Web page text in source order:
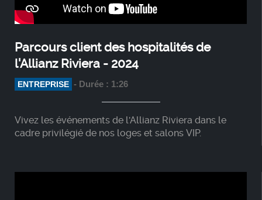
Parcours client des hospitalités de
l'Allianz Riviera - 2024
ENTREPRISE - Durée : 1:26
Vivez les événements de l'Allianz Riviera dans le
cadre privilégié de nos loges et salons VIP.